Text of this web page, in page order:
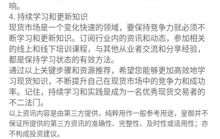
响。
4. 持续学习和更新知识
现货市场是一个变化快速的领域，要保持竞争力就必须不
断学习和更新知识。订阅行业内的资讯和动态，参加相关
的线上和线下培训课程，与其他从业者交流和分享经验，
都是保持学习状态的有效方法。
通过以上关键步骤和资源推荐，希望您能够更加高效地学
习现货知识，不断提升自己在现货市场中的竞争力和成功
率。记住，持续学习和实践是成为一名优秀现货交易者的
不二法门。
以上资讯内容是由第三方提供，纯粹用作一般参考用途，皇御并不
保证所提供的第三方资讯的准确性、完整性、及时性或适用性；亦
不构成投资建议。